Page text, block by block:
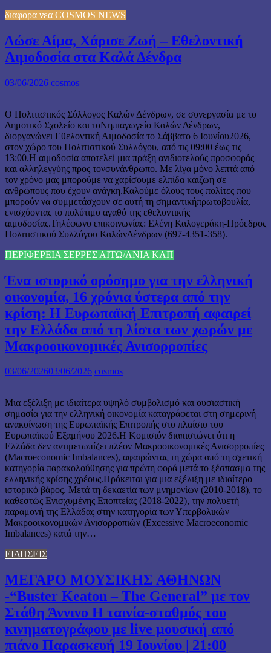
διαφορα νεα COSMOS NEWS
Δώσε Αίμα, Χάρισε Ζωή – Εθελοντική
Αιμοδοσία στα Καλά Δένδρα
03/06/2026 cosmos
Ο Πολιτιστικός Σύλλογος Καλών Δένδρων, σε συνεργασία με το
Δημοτικό Σχολείο και τοΝηπιαγωγείο Καλών Δένδρων,
διοργανώνει Εθελοντική Αιμοδοσία το Σάββατο 6 Ιουνίου2026,
στον χώρο του Πολιτιστικού Συλλόγου, από τις 09:00 έως τις
13:00.Η αιμοδοσία αποτελεί μια πράξη ανιδιοτελούς προσφοράς
και αλληλεγγύης προς τονσυνάνθρωπο. Με λίγα μόνο λεπτά από
τον χρόνο μας μπορούμε να χαρίσουμε ελπίδα καιζωή σε
ανθρώπους που έχουν ανάγκη.Καλούμε όλους τους πολίτες που
μπορούν να συμμετάσχουν σε αυτή τη σημαντικήπρωτοβουλία,
ενισχύοντας το πολύτιμο αγαθό της εθελοντικής
αιμοδοσίας.Τηλέφωνο επικοινωνίας: Ελένη Καλογεράκη-Πρόεδρος
Πολιτιστικού Συλλόγου ΚαλώνΔένδρων (697-4351-358).
ΠΕΡΙΦΕΡΕΙΑ ΣΕΡΡΕΣ ΑΙΤΩ/ΛΝΙΑ ΚΛΠ
Ένα ιστορικό ορόσημο για την ελληνική
οικονομία, 16 χρόνια ύστερα από την
κρίση: Η Ευρωπαϊκή Επιτροπή αφαιρεί
την Ελλάδα από τη λίστα των χωρών με
Μακροοικονομικές Ανισορροπίες
03/06/202603/06/2026 cosmos
Μια εξέλιξη με ιδιαίτερα υψηλό συμβολισμό και ουσιαστική
σημασία για την ελληνική οικονομία καταγράφεται στη σημερινή
ανακοίνωση της Ευρωπαϊκής Επιτροπής στο πλαίσιο του
Ευρωπαϊκού Εξαμήνου 2026.Η Κομισιόν διαπιστώνει ότι η
Ελλάδα δεν αντιμετωπίζει πλέον Μακροοικονομικές Ανισορροπίες
(Macroeconomic Imbalances), αφαιρώντας τη χώρα από τη σχετική
κατηγορία παρακολούθησης για πρώτη φορά μετά το ξέσπασμα της
ελληνικής κρίσης χρέους.Πρόκειται για μια εξέλιξη με ιδιαίτερο
ιστορικό βάρος. Μετά τη δεκαετία των μνημονίων (2010-2018), το
καθεστώς Ενισχυμένης Εποπτείας (2018-2022), την πολυετή
παραμονή της Ελλάδας στην κατηγορία των Υπερβολικών
Μακροοικονομικών Ανισορροπιών (Excessive Macroeconomic
Imbalances) κατά την…
ΕΙΔΗΣΕΙΣ
ΜΕΓΑΡΟ ΜΟΥΣΙΚΗΣ ΑΘΗΝΩΝ
-“Buster Keaton – The General” με τον
Στάθη Άννινο Η ταινία-σταθμός του
κινηματογράφου µε live μουσική από
πιάνο Παρασκευή 19 Ιουνίου | 21:00